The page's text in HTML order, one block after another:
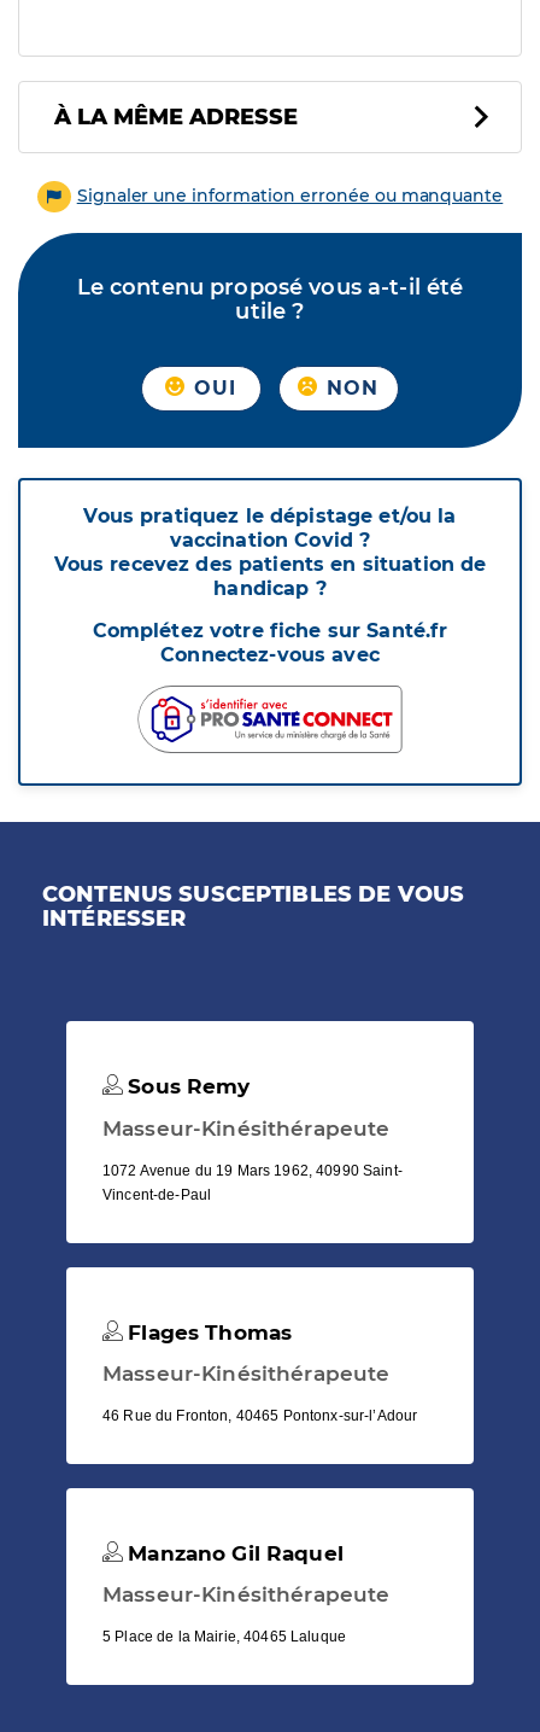
À LA MÊME ADRESSE
Signaler une information erronée ou manquante
Le contenu proposé vous a-t-il été
utile ?
OUI NON
Vous pratiquez le dépistage et/ou la
vaccination Covid ?
Vous recevez des patients en situation de
handicap ?
Complétez votre fiche sur Santé.fr
Connectez-vous avec
CONTENUS SUSCEPTIBLES DE VOUS
INTÉRESSER
Sous Remy
Masseur-Kinésithérapeute
1072 Avenue du 19 Mars 1962, 40990 Saint-
Vincent-de-Paul
Flages Thomas
Masseur-Kinésithérapeute
46 Rue du Fronton, 40465 Pontonx-sur-l’Adour
Manzano Gil Raquel
Masseur-Kinésithérapeute
5 Place de la Mairie, 40465 Laluque